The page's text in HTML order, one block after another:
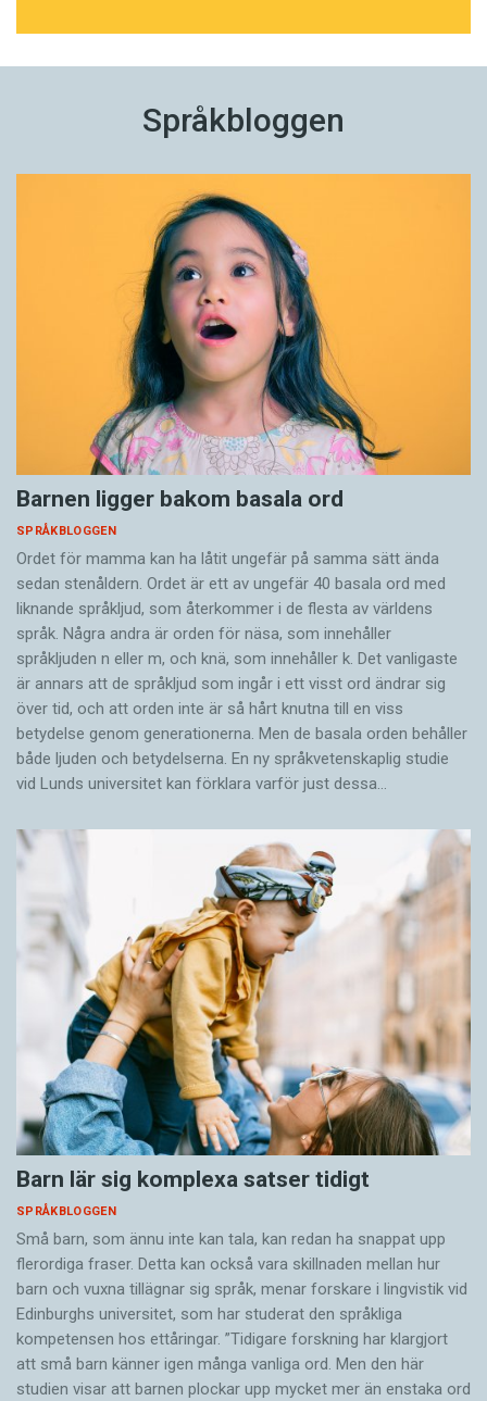
Språkbloggen
Barnen ligger bakom basala ord
SPRÅKBLOGGEN
Ordet för mamma kan ha låtit ungefär på samma sätt ända
sedan stenåldern. Ordet är ett av ungefär 40 basala ord med
liknande språkljud, som återkommer i de flesta av världens
språk. Några andra är orden för näsa, som innehåller
språkljuden n eller m, och knä, som innehåller k. Det vanligaste
är annars att de språkljud som ingår i ett visst ord ändrar sig
över tid, och att orden inte är så hårt knutna till en viss
betydelse genom generationerna. Men de basala orden behåller
både ljuden och betydelserna. En ny språkvetenskaplig studie
vid Lunds universitet kan förklara varför just dessa…
Barn lär sig komplexa satser tidigt
SPRÅKBLOGGEN
Små barn, som ännu inte kan tala, kan redan ha snappat upp
flerordiga fraser. Detta kan också vara skillnaden mellan hur
barn och vuxna tillägnar sig språk, menar forskare i lingvistik vid
Edinburghs universitet, som har studerat den språkliga
kompetensen hos ettåringar. ”Tidigare forskning har klargjort
att små barn känner igen många vanliga ord. Men den här
studien visar att barnen plockar upp mycket mer än enstaka ord